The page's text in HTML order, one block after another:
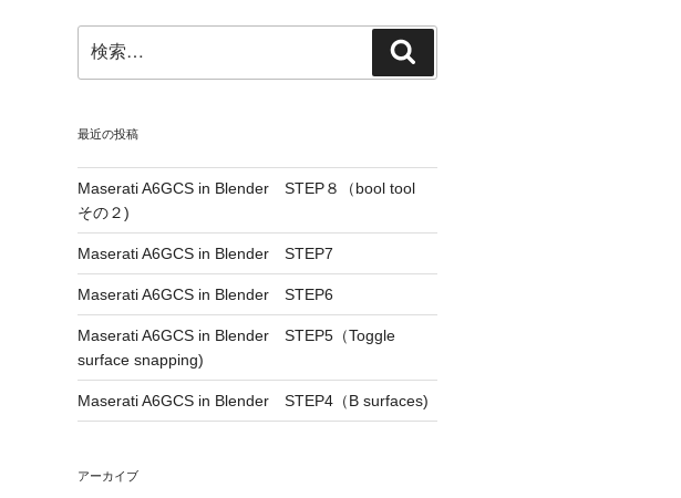
索:
索
最近の投稿
Maserati A6GCS in Blender STEP８（bool tool
その２)
Maserati A6GCS in Blender STEP7
Maserati A6GCS in Blender STEP6
Maserati A6GCS in Blender STEP5（Toggle
surface snapping)
Maserati A6GCS in Blender STEP4（B surfaces)
アーカイブ